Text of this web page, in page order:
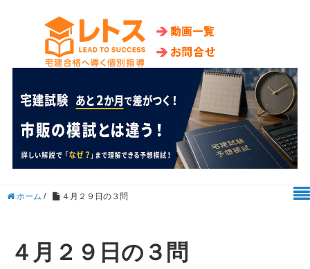
ホーム / ４月２９日の３問
４月２９日の３問